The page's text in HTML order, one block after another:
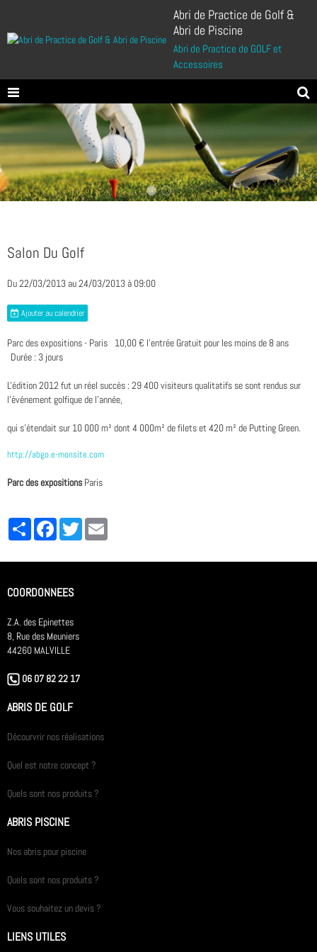
Abri de Practice de Golf &
Abri de Piscine
Abri de Practice de GOLF et
Accessoires
Salon Du Golf
Du 22/03/2013 au 24/03/2013 à 09:00
Ajouter au calendrier
Parc des expositions - Paris
10,00 € l'entrée Gratuit pour les moins de 8 ans
Durée : 3 jours
L'édition 2012 fut un réel succès : 29 400 visiteurs qualitatifs se sont rendus sur
l'événement golfique de l'année,
qui s'étendait sur 10 000 m² dont 4 000m² de filets et 420 m² de Putting Green.
http://abgo.e-monsite.com
Parc des expositionsParis
PartagerFacebookTwitter
COORDONNEES
Z.A. des Epinettes
8, Rue des Meuniers
44260 MALVILLE
06 07 82 22 17
ABRIS DE GOLF
Décourvrir nos réalisations
Quel est notre concept ?
Quels sont nos produits ?
ABRIS PISCINE
Nos abris pour piscine
Quels sont nos produits ?
Vous souhaitez un devis ?
LIENS UTILES